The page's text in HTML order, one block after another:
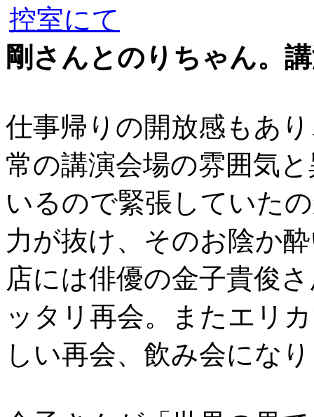
剛さんとのりちゃん。
仕事帰りの開放感もあ
常の講演会場の雰囲気
いるので緊張していた
力が抜け、そのお陰か
店には俳優の金子貴俊
ッタリ再会。またエリ
しい再会、飲み会にな